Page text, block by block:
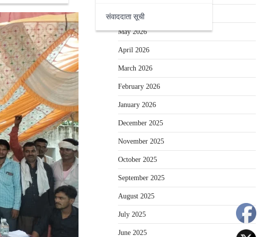
संवाददाता सूची
June 2026
May 2026
April 2026
March 2026
February 2026
January 2026
December 2025
November 2025
October 2025
September 2025
August 2025
July 2025
June 2025